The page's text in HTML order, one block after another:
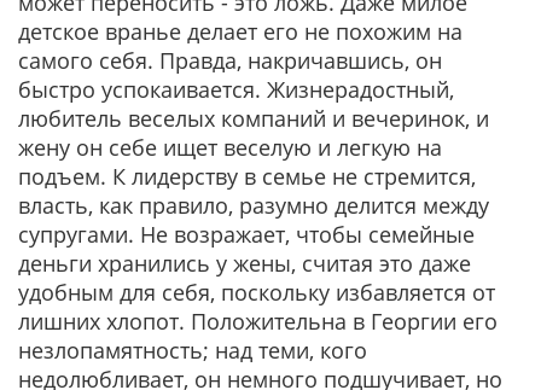
детское вранье делает его не похожим на
самого себя. Правда, накричавшись, он
быстро успокаивается. Жизнерадостный,
любитель веселых компаний и вечеринок, и
жену он себе ищет веселую и легкую на
подъем. К лидерству в семье не стремится,
власть, как правило, разумно делится между
супругами. Не возражает, чтобы семейные
деньги хранились у жены, считая это даже
удобным для себя, поскольку избавляется от
лишних хлопот. Положительна в Георгии его
незлопамятность; над теми, кого
недолюбливает, он немного подшучивает, но